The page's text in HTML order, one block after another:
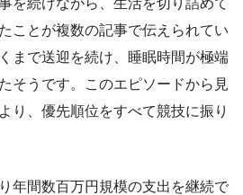
を続けながら、生活を切り詰めて
ことが複数の記事で伝えられてい
まで送迎を続け、睡眠時間が極端
そうです。このエピソードから見
り、優先順位をすべて競技に振り
年間数百万円規模の支出を継続で